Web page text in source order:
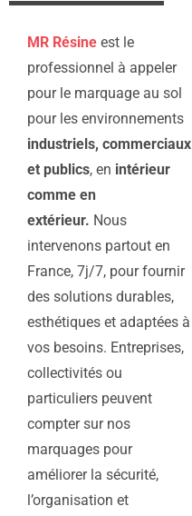
MR Résine est le
professionnel à appeler
pour le marquage au sol
pour les environnements
industriels, commerciaux
et publics, en intérieur
comme en
extérieur. Nous
intervenons partout en
France, 7j/7, pour fournir
des solutions durables,
esthétiques et adaptées à
vos besoins. Entreprises,
collectivités ou
particuliers peuvent
compter sur nos
marquages pour
améliorer la sécurité,
l’organisation et